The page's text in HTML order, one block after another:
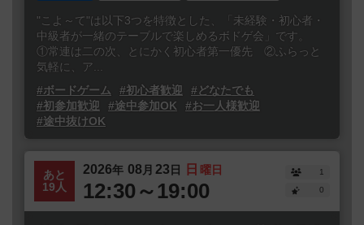
"こよ～て"は以下3つを特徴とした、「未経験・初心者・
中級者が一緒のテーブルで楽しめるボドゲ会」です。
①常連は二の次、とにかく初心者第一優先 ②ふらっと
気軽に、ア...
#ボードゲーム
#初心者歓迎
#どなたでも
#初参加歓迎
#途中参加OK
#お一人様歓迎
#途中抜けOK
あと
19人
2026年 08 月 23日 日 曜日
12:30～19:00
1
0